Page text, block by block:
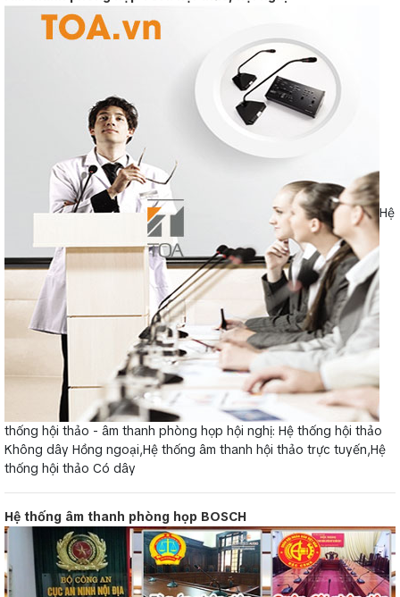
Hệ
thống hội thảo - âm thanh phòng họp hội nghị: Hệ thống hội thảo
Không dây Hồng ngoại,Hệ thống âm thanh hội thảo trực tuyến,Hệ
thống hội thảo Có dây
Hệ thống âm thanh phòng họp BOSCH